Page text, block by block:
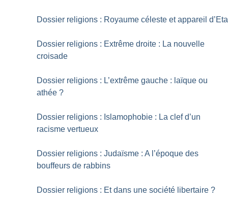
Dossier religions : Royaume céleste et appareil
Dossier religions : Extrême droite : La nouvelle
croisade
Dossier religions : L’extrême gauche : laïque ou
athée ?
Dossier religions : Islamophobie : La clef d’un
racisme vertueux
Dossier religions : Judaïsme : A l’époque des
bouffeurs de rabbins
Dossier religions : Et dans une société libertaire ?